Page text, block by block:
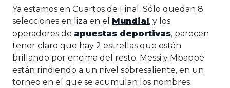
Ya estamos en Cuartos de Final. Sólo quedan 8
selecciones en liza en el Mundial , y los
operadores de apuestas deportivas, parecen
tener claro que hay 2 estrellas que están
brillando por encima del resto. Messi y Mbappé
están rindiendo a un nivel sobresaliente, en un
torneo en el que se acumulan los nombres